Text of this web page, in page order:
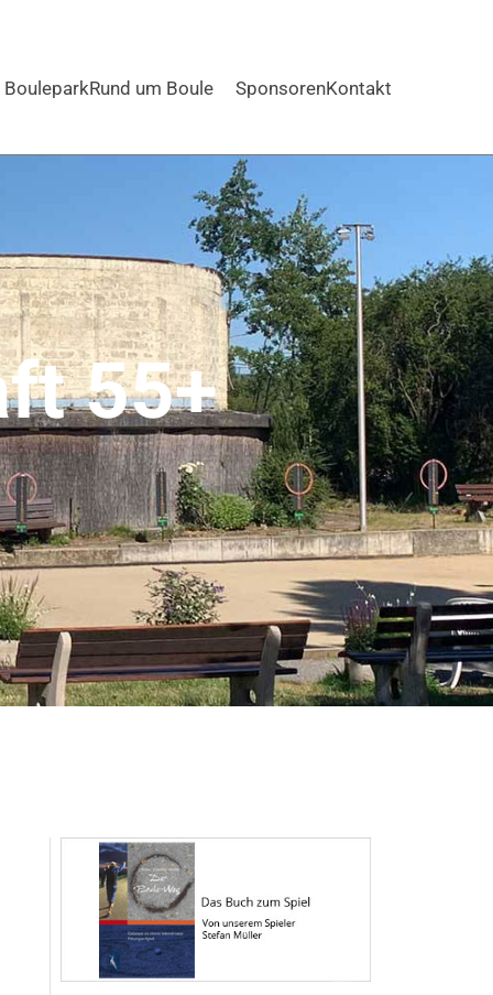
BouleparkRund um Boule SponsorenKontakt
55+